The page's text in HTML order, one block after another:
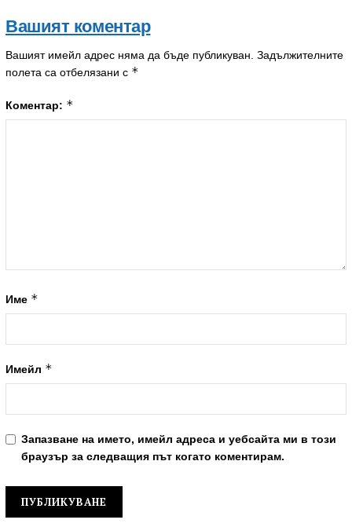
Вашият коментар
Вашият имейл адрес няма да бъде публикуван. Задължителните
полета са отбелязани с *
Коментар: *
Име *
Имейл *
Запазване на името, имейл адреса и уебсайта ми в този
браузър за следващия път когато коментирам.